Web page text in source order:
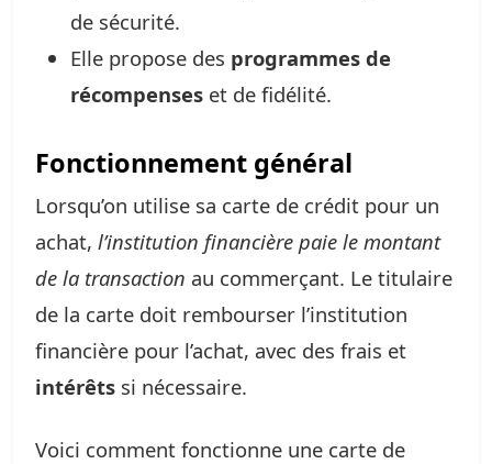
de sécurité.
Elle propose des programmes de
récompenses et de fidélité.
Fonctionnement général
Lorsqu’on utilise sa carte de crédit pour un
achat, l’institution financière paie le montant
de la transaction au commerçant. Le titulaire
de la carte doit rembourser l’institution
financière pour l’achat, avec des frais et
intérêts si nécessaire.
Voici comment fonctionne une carte de